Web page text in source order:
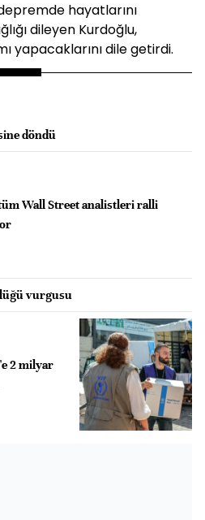
hayatlarını
dileyen Kurdoğlu,
yapacaklarını dile getirdi.
döndü
Wall Street analistleri ralli
vurgusu
2 milyar